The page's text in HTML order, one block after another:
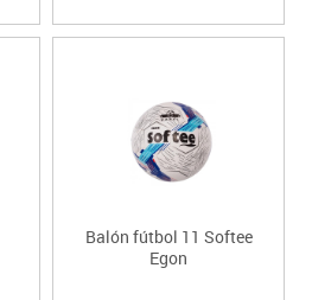
Balón fútbol 11 Softee
Egon